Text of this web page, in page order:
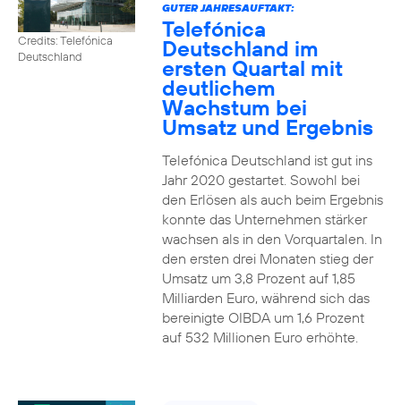
Credits: Telefónica
Deutschland
GUTER JAHRESAUFTAKT:
Telefónica
Deutschland im
ersten Quartal mit
deutlichem
Wachstum bei
Umsatz und Ergebnis
Telefónica Deutschland ist gut ins
Jahr 2020 gestartet. Sowohl bei
den Erlösen als auch beim Ergebnis
konnte das Unternehmen stärker
wachsen als in den Vorquartalen. In
den ersten drei Monaten stieg der
Umsatz um 3,8 Prozent auf 1,85
Milliarden Euro, während sich das
bereinigte OIBDA um 1,6 Prozent
auf 532 Millionen Euro erhöhte.